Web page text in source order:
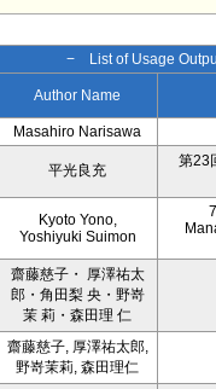
− List of Usage
Author Name
Masahiro Narisawa
平光良充
第23
Kyoto Yono,
Yoshiyuki Suimon
齋藤慈子・ 厚澤祐太
郎・角田梨 央・野嵜
茉 莉・森田理 仁
齋藤慈子, 厚澤祐太郎,
野嵜茉莉, 森田理仁